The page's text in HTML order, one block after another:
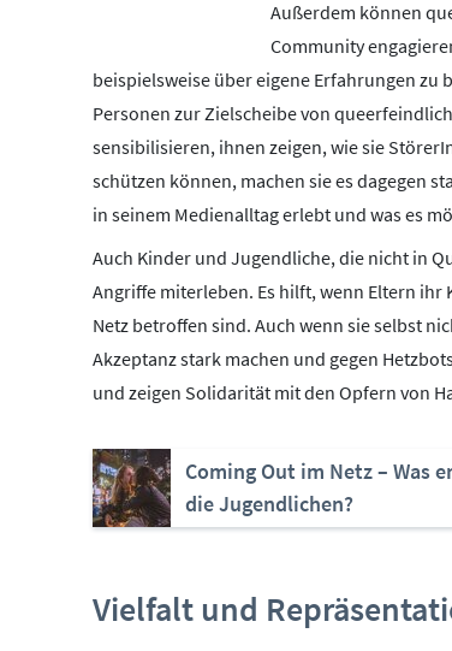
Außerdem können
Community
beispielsweise über eigene Erfahrungen zu
Personen zur Zielscheibe von
sensibilisieren, ihnen zeigen, wie sie
schützen können, machen sie es dagegen
in seinem Medienalltag erlebt und was es
Auch Kinder und Jugendliche, die nicht in
Angriffe miterleben. Es hilft, wenn Eltern
Netz betroffen sind. Auch wenn sie selbst
Akzeptanz stark machen und gegen
und zeigen Solidarität mit den Opfern von
Coming Out im Netz – Was
die Jugendlichen?
Vielfalt und